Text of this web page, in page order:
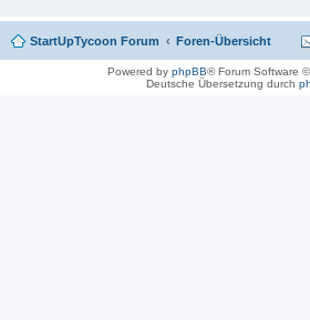
StartUpTycoon Forum Foren-Übersicht
Powered by phpBB® Forum Software
Deutsche Übersetzung durch